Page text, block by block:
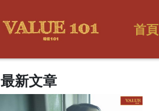
首頁
最新文章